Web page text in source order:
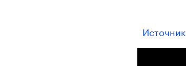
Источник